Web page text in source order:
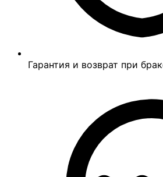
Гарантия и возврат при